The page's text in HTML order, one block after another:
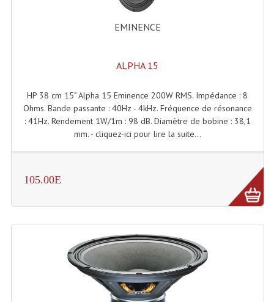
EMINENCE
ALPHA 15
HP 38 cm 15" Alpha 15 Eminence 200W RMS. Impédance : 8
Ohms. Bande passante : 40Hz - 4kHz. Fréquence de résonance
: 41Hz. Rendement 1W/1m : 98 dB. Diamètre de bobine : 38,1
mm. - cliquez-ici pour lire la suite...
105.00E